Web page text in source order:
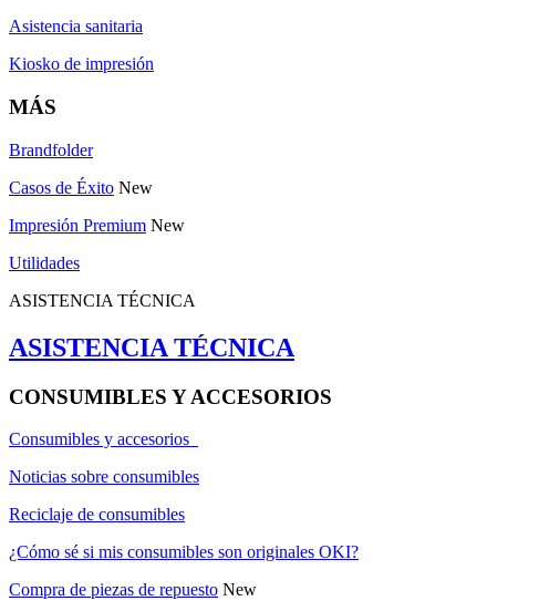
Asistencia sanitaria
Kiosko de impresión
MÁS
Brandfolder
Casos de Éxito New
Impresión Premium New
Utilidades
ASISTENCIA TÉCNICA
ASISTENCIA TÉCNICA
CONSUMIBLES Y ACCESORIOS
Consumibles y accesorios
Noticias sobre consumibles
Reciclaje de consumibles
¿Cómo sé si mis consumibles son originales OKI?
Compra de piezas de repuesto New